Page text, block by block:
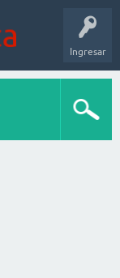
Ingresar